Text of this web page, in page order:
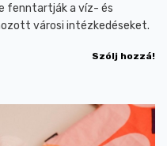
fenntartják a víz- és
városi intézkedéseket.
Szólj hozzá!